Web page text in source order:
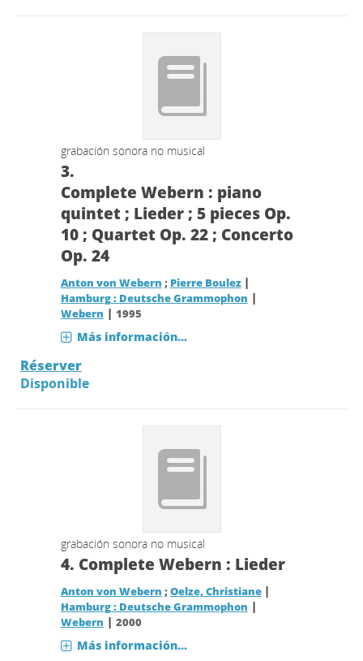
grabación sonora no musical
3.
Complete Webern : piano
quintet ; Lieder ; 5 pieces Op.
10 ; Quartet Op. 22 ; Concerto
Op. 24
Anton von Webern ; Pierre Boulez |
Hamburg : Deutsche Grammophon |
Webern | 1995
Más información...
Réserver
Disponible
grabación sonora no musical
4. Complete Webern : Lieder
Anton von Webern ;Oelze, Christiane |
Hamburg : Deutsche Grammophon |
Webern | 2000
Más información...